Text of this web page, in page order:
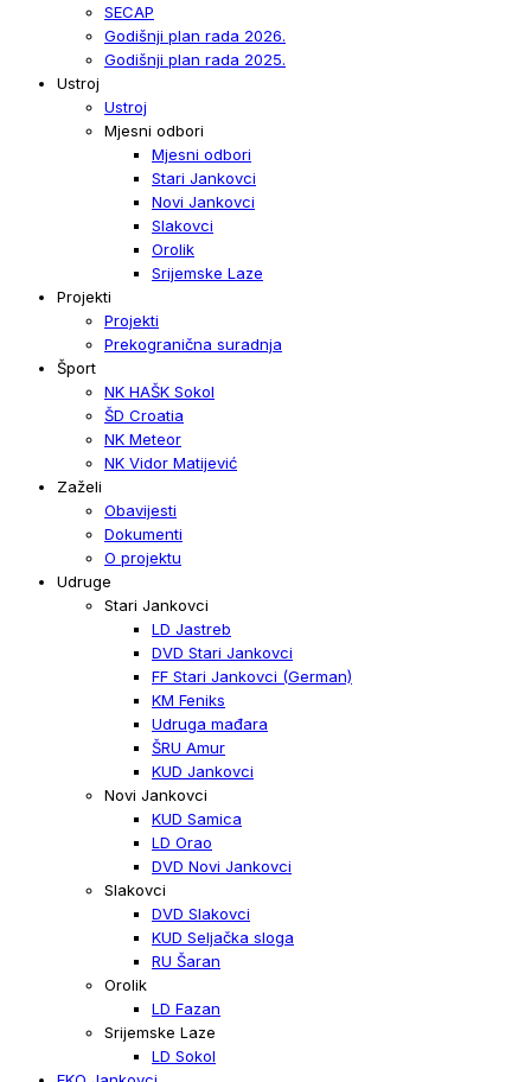
SECAP
Godišnji plan rada 2026.
Godišnji plan rada 2025.
Ustroj
Ustroj
Mjesni odbori
Mjesni odbori
Stari Jankovci
Novi Jankovci
Slakovci
Orolik
Srijemske Laze
Projekti
Projekti
Prekogranična suradnja
Šport
NK HAŠK Sokol
ŠD Croatia
NK Meteor
NK Vidor Matijević
Zaželi
Obavijesti
Dokumenti
O projektu
Udruge
Stari Jankovci
LD Jastreb
DVD Stari Jankovci
FF Stari Jankovci (German)
KM Feniks
Udruga mađara
ŠRU Amur
KUD Jankovci
Novi Jankovci
KUD Samica
LD Orao
DVD Novi Jankovci
Slakovci
DVD Slakovci
KUD Seljačka sloga
RU Šaran
Orolik
LD Fazan
Srijemske Laze
LD Sokol